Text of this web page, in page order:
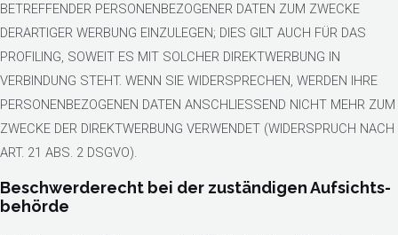
BETREFFENDER PERSONENBEZOGENER DATEN ZUM ZWECKE
DERARTIGER WERBUNG EINZULEGEN; DIES GILT AUCH FÜR DAS
PROFILING, SOWEIT ES MIT SOLCHER DIREKTWERBUNG IN
VERBINDUNG STEHT. WENN SIE WIDERSPRECHEN, WERDEN IHRE
PERSONENBEZOGENEN DATEN ANSCHLIESSEND NICHT MEHR ZUM
ZWECKE DER DIREKTWERBUNG VERWENDET (WIDERSPRUCH NACH
ART. 21 ABS. 2 DSGVO).
Beschwerde­recht bei der zuständigen Aufsichts­
behörde